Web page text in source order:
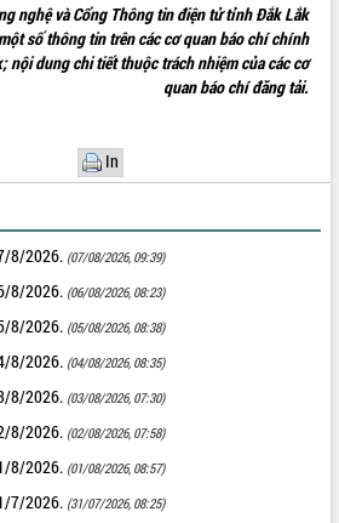
tỉnh
nhìn
về
2030
y tế
sở dữ
nghệ và Cổng Thông tin điện tử tỉnh Đắk Lắk
số thông tin trên các cơ quan báo chí chính
nội dung chi tiết thuộc trách nhiệm của các cơ
quan báo chí đăng tải.
In
8/2026. (07/08/2026, 09:39)
8/2026. (06/08/2026, 08:23)
8/2026. (05/08/2026, 08:38)
8/2026. (04/08/2026, 08:35)
8/2026. (03/08/2026, 07:30)
8/2026. (02/08/2026, 07:58)
8/2026. (01/08/2026, 08:57)
7/2026. (31/07/2026, 08:25)